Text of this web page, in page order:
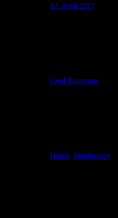
12. April 2017
Gerd Baumung
Hotels Nordhessen